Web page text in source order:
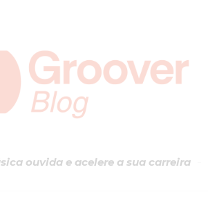
ouvida e acelere a sua carreira